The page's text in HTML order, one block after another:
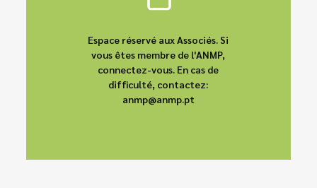
Espace réservé aux Associés. Si
vous êtes membre de l'ANMP,
connectez-vous. En cas de
difficulté, contactez:
anmp@anmp.pt